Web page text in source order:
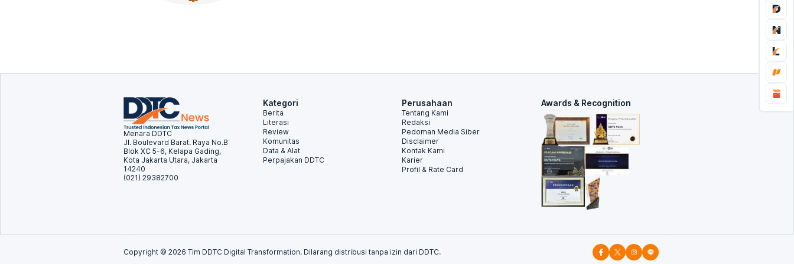
Menara DDTC
Jl. Boulevard Barat. Raya No.B
Blok XC 5-6, Kelapa Gading,
Kota Jakarta Utara, Jakarta
14240
(021) 29382700
Kategori
Berita
Literasi
Review
Komunitas
Data & Alat
Perpajakan DDTC
Perusahaan
Tentang Kami
Redaksi
Pedoman Media Siber
Disclaimer
Kontak Kami
Karier
Profil & Rate Card
Awards & Recognition
Copyright © 2026 Tim DDTC Digital Transformation. Dilarang distribusi tanpa izin dari DDTC.